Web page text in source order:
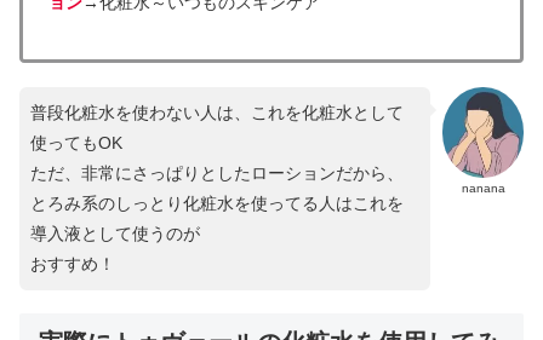
nanana
普段化粧水を使わない人は、これを化粧水として
使ってもOK
ただ、非常にさっぱりとしたローションだから、
とろみ系のしっとり化粧水を使ってる人はこれを
導入液として使うのが
おすすめ！